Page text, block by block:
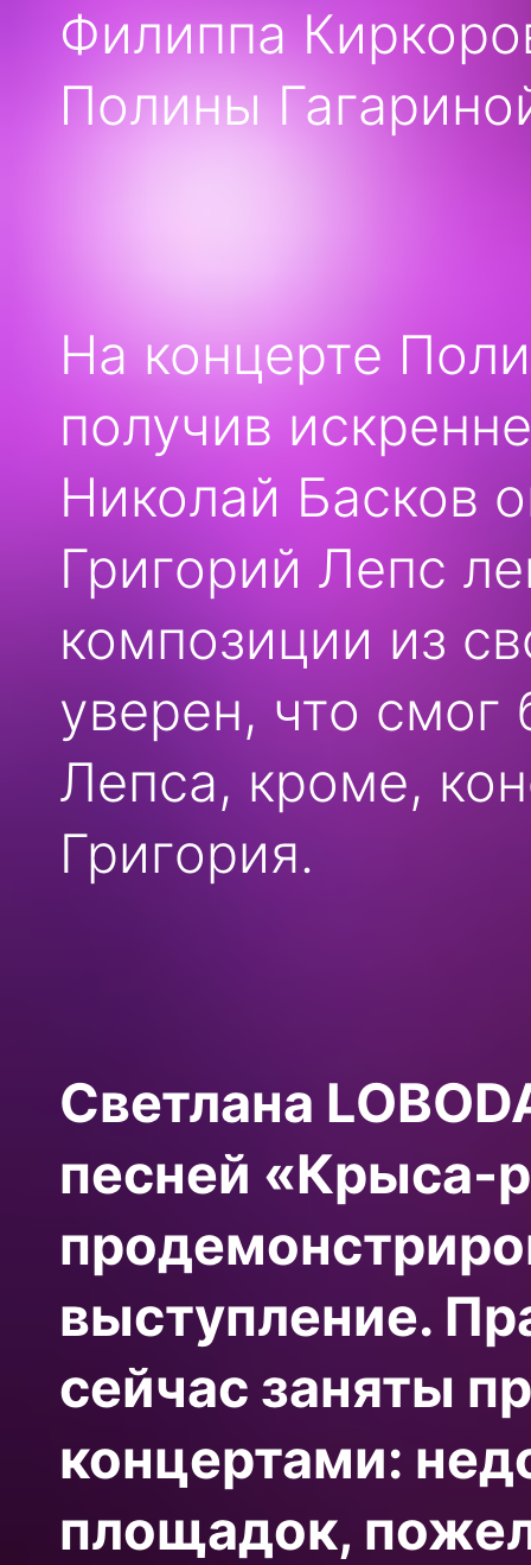
Филиппа
Полины
На концерте
получив
Николай Басков
Григорий Лепс
композиции из
уверен, что смог
Лепса, кроме,
Григория.
Светлана
песней «Крыса-
выступление.
сейчас заняты
концертами:
площадок,